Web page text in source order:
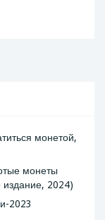
монетой,
монеты
2024)
2023